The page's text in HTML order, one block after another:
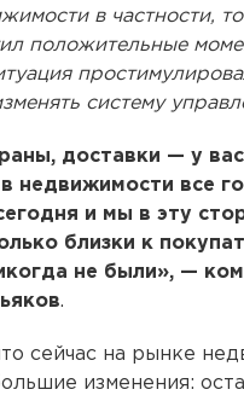
в частности,
положительные
систему
доставки — у вас
недвижимости все
и мы в эту
близки к
не были», —
.
сейчас на рынке
изменения: